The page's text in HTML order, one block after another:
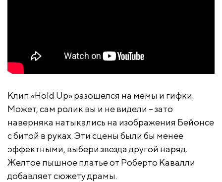
Клип «Hold Up» разошелся на мемы и гифки.
Может, сам ролик вы и не видели – зато
наверняка натыкались на изображения Бейонсе
с битой в руках. Эти сцены были бы менее
эффектными, выбери звезда другой наряд.
Желтое пышное платье от Роберто Кавалли
добавляет сюжету драмы.